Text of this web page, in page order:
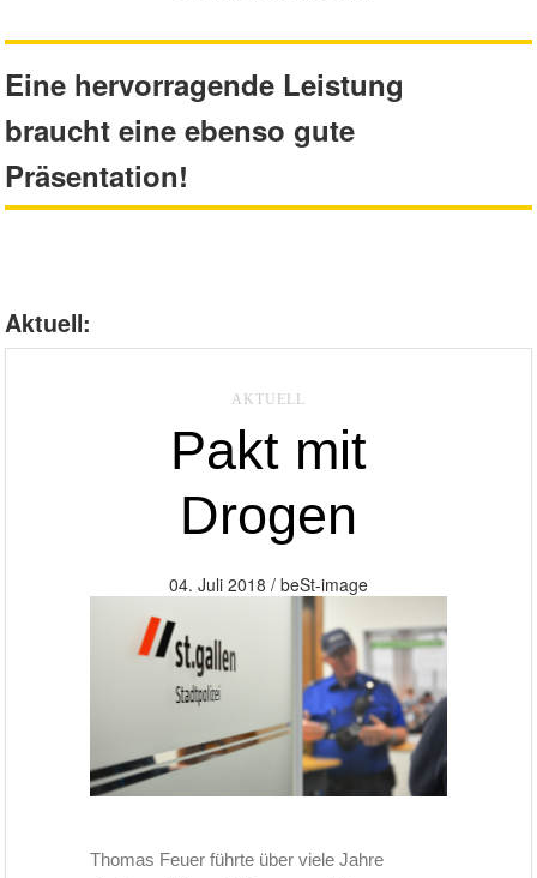
Eine hervorragende Leistung
braucht eine ebenso gute
Präsentation!
Aktuell:
AKTUELL
Pakt mit
Drogen
04. Juli 2018 / beSt-image
Thomas Feuer führte über viele Jahre